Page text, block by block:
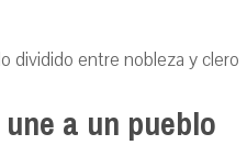
dividido entre nobleza y clero
a un pueblo